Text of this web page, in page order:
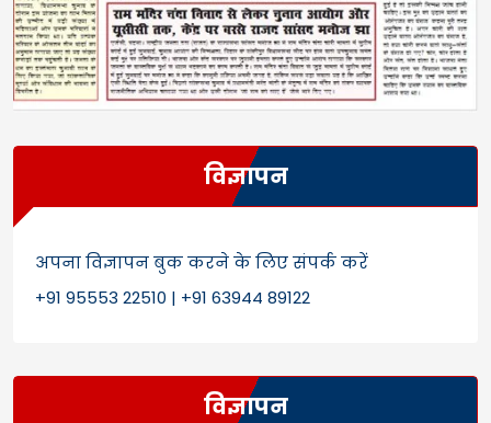
विज्ञापन
अपना विज्ञापन बुक करने के लिए संपर्क करें
+91 95553 22510 | +91 63944 89122
विज्ञापन